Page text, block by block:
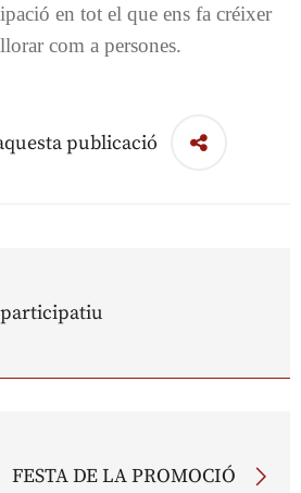
en tot el que ens fa créixer
com a persones.
publicació
participatiu
FESTA DE LA PROMOCIÓ